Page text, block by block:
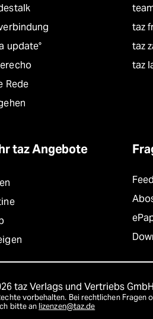
update°
Rede
taz
taz
taz
taz Angebote
taz Verlags und Vertriebs GmbH
vorbehalten. Bei rechtlichen Fragen
bitte an lizenzen@taz.de